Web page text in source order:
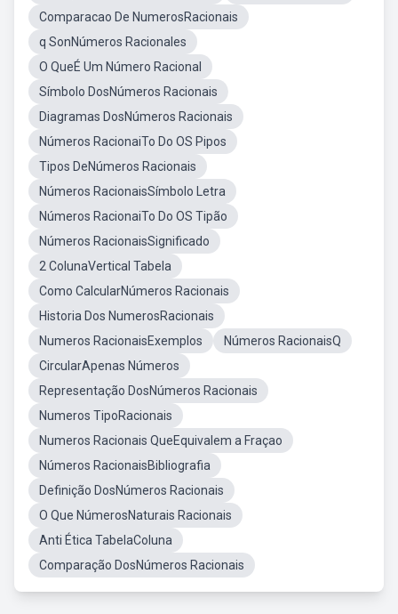
Comparacao De NumerosRacionais
q SonNúmeros Racionales
O QueÉ Um Número Racional
Símbolo DosNúmeros Racionais
Diagramas DosNúmeros Racionais
Números RacionaiTo Do OS Pipos
Tipos DeNúmeros Racionais
Números RacionaisSímbolo Letra
Números RacionaiTo Do OS Tipão
Números RacionaisSignificado
2 ColunaVertical Tabela
Como CalcularNúmeros Racionais
Historia Dos NumerosRacionais
Numeros RacionaisExemplos
Números RacionaisQ
CircularApenas Números
Representação DosNúmeros Racionais
Numeros TipoRacionais
Numeros Racionais QueEquivalem a Fraçao
Números RacionaisBibliografia
Definição DosNúmeros Racionais
O Que NúmerosNaturais Racionais
Anti Ética TabelaColuna
Comparação DosNúmeros Racionais